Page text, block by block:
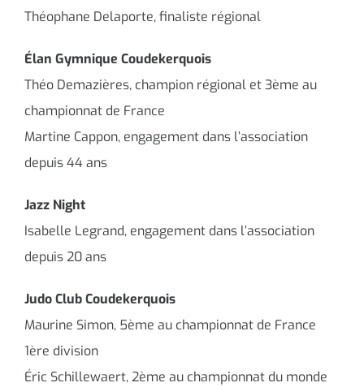
Théophane Delaporte, finaliste régional
Élan Gymnique Coudekerquois
Théo Demazières, champion régional et 3ème au
championnat de France
Martine Cappon, engagement dans l’association
depuis 44 ans
Jazz Night
Isabelle Legrand, engagement dans l’association
depuis 20 ans
Judo Club Coudekerquois
Maurine Simon, 5ème au championnat de France
1ère division
Éric Schillewaert, 2ème au championnat du monde